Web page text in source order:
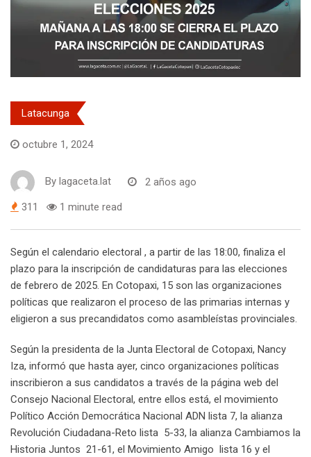
Latacunga
octubre 1, 2024
By lagaceta.lat 2 años ago
311 1 minute read
Según el calendario electoral , a partir de las 18:00, finaliza el
plazo para la inscripción de candidaturas para las elecciones
de febrero de 2025. En Cotopaxi, 15 son las organizaciones
políticas que realizaron el proceso de las primarias internas y
eligieron a sus precandidatos como asambleístas provinciales.
Según la presidenta de la Junta Electoral de Cotopaxi, Nancy
Iza, informó que hasta ayer, cinco organizaciones políticas
inscribieron a sus candidatos a través de la página web del
Consejo Nacional Electoral, entre ellos está, el movimiento
Político Acción Democrática Nacional ADN lista 7, la alianza
Revolución Ciudadana-Reto lista 5-33, la alianza Cambiamos la
Historia Juntos 21-61, el Movimiento Amigo lista 16 y el